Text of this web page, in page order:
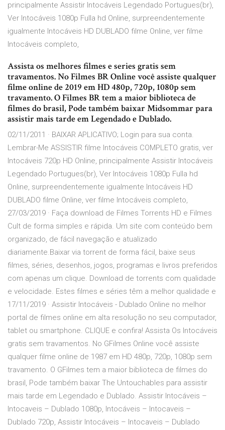
principalmente Assistir Intocáveis Legendado Portugues(br),
Ver Intocáveis 1080p Fulla hd Online, surpreendentemente
igualmente Intocáveis HD DUBLADO filme Online, ver filme
Intocáveis completo,
Assista os melhores filmes e series gratis sem
travamentos. No Filmes BR Online você assiste qualquer
filme online de 2019 em HD 480p, 720p, 1080p sem
travamento. O Filmes BR tem a maior biblioteca de
filmes do brasil, Pode também baixar Midsommar para
assistir mais tarde em Legendado e Dublado.
02/11/2011 · BAIXAR APLICATIVO; Login para sua conta.
Lembrar-Me ASSISTIR filme Intocáveis COMPLETO gratis, ver
Intocáveis 720p HD Online, principalmente Assistir Intocáveis
Legendado Portugues(br), Ver Intocáveis 1080p Fulla hd
Online, surpreendentemente igualmente Intocáveis HD
DUBLADO filme Online, ver filme Intocáveis completo,
27/03/2019 · Faça download de Filmes Torrents HD e Filmes
Cult de forma simples e rápida. Um site com conteúdo bem
organizado, de fácil navegação e atualizado
diariamente.Baixar via torrent de forma fácil, baixe seus
filmes, séries, desenhos, jogos, programas e livros preferidos
com apenas um clique. Download de torrents com qualidade
e velocidade. Estes filmes e séries têm a melhor qualidade e
17/11/2019 · Assistir Intocáveis - Dublado Online no melhor
portal de filmes online em alta resolução no seu computador,
tablet ou smartphone. CLIQUE e confira! Assista Os Intocáveis
gratis sem travamentos. No GFilmes Online você assiste
qualquer filme online de 1987 em HD 480p, 720p, 1080p sem
travamento. O GFilmes tem a maior biblioteca de filmes do
brasil, Pode também baixar The Untouchables para assistir
mais tarde em Legendado e Dublado. Assistir Intocáveis –
Intocaveis – Dublado 1080p, Intocáveis – Intocaveis –
Dublado 720p, Assistir Intocáveis – Intocaveis – Dublado